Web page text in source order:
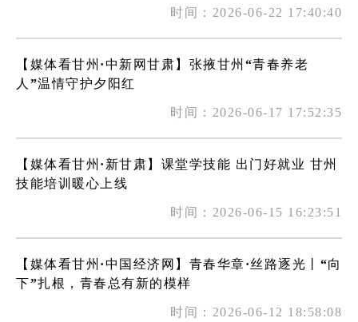
时间：2026-06-22 17:40:40
【媒体看甘州·中新网甘肃】张掖甘州“青春养老
人”温情守护夕阳红
时间：2026-06-17 17:52:35
【媒体看甘州·新甘肃】课堂学技能 出门好就业 甘州
技能培训暖心上线
时间：2026-06-15 16:23:51
【媒体看甘州·中国经济网】青春华章·丝路逐光丨“向
下”扎根，青春总有新的模样
时间：2026-06-12 18:58:08